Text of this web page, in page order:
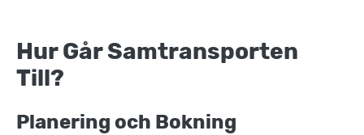
Hur Går Samtransporten
Till?
Planering och Bokning